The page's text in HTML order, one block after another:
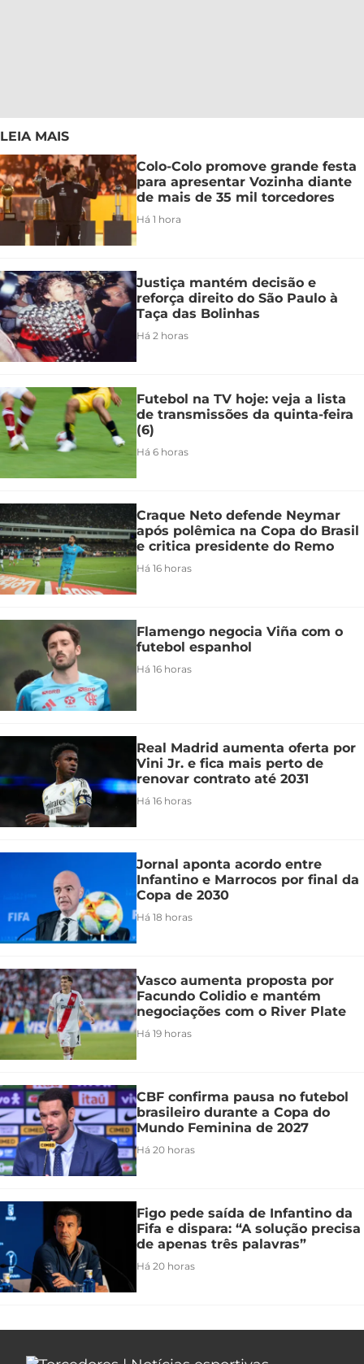
LEIA MAIS
Colo-Colo promove grande festa
para apresentar Vozinha diante
de mais de 35 mil torcedores
Há 1 hora
Justiça mantém decisão e
reforça direito do São Paulo à
Taça das Bolinhas
Há 2 horas
Futebol na TV hoje: veja a lista
de transmissões da quinta-feira
(6)
Há 6 horas
Craque Neto defende Neymar
após polêmica na Copa do Brasil
e critica presidente do Remo
Há 16 horas
Flamengo negocia Viña com o
futebol espanhol
Há 16 horas
Real Madrid aumenta oferta por
Vini Jr. e fica mais perto de
renovar contrato até 2031
Há 16 horas
Jornal aponta acordo entre
Infantino e Marrocos por final da
Copa de 2030
Há 18 horas
Vasco aumenta proposta por
Facundo Colidio e mantém
negociações com o River Plate
Há 19 horas
CBF confirma pausa no futebol
brasileiro durante a Copa do
Mundo Feminina de 2027
Há 20 horas
Figo pede saída de Infantino da
Fifa e dispara: “A solução precisa
de apenas três palavras”
Há 20 horas